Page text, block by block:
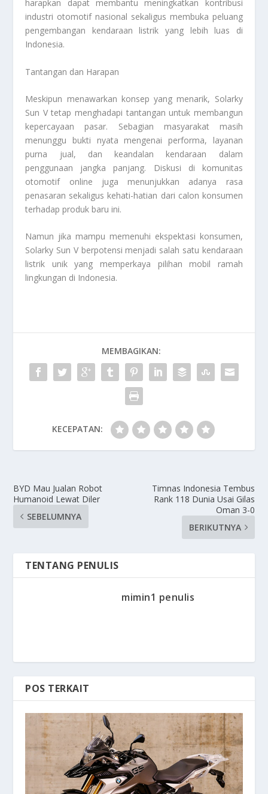
harapkan dapat membantu meningkatkan kontribusi
industri otomotif nasional sekaligus membuka peluang
pengembangan kendaraan listrik yang lebih luas di
Indonesia.
Tantangan dan Harapan
Meskipun menawarkan konsep yang menarik, Solarky
Sun V tetap menghadapi tantangan untuk membangun
kepercayaan pasar. Sebagian masyarakat masih
menunggu bukti nyata mengenai performa, layanan
purna jual, dan keandalan kendaraan dalam
penggunaan jangka panjang. Diskusi di komunitas
otomotif online juga menunjukkan adanya rasa
penasaran sekaligus kehati-hatian dari calon konsumen
terhadap produk baru ini.
Namun jika mampu memenuhi ekspektasi konsumen,
Solarky Sun V berpotensi menjadi salah satu kendaraan
listrik unik yang memperkaya pilihan mobil ramah
lingkungan di Indonesia.
MEMBAGIKAN:
KECEPATAN:
BYD Mau Jualan Robot
Humanoid Lewat Diler
SEBELUMNYA
Timnas Indonesia Tembus
Rank 118 Dunia Usai Gilas
Oman 3-0
BERIKUTNYA
TENTANG PENULIS
mimin1 penulis
POS TERKAIT